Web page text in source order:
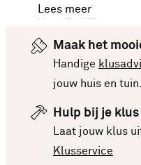
meest verkochte
op een rijtje
specificaties en
zodat je meteen op
Lees meer
Maak het
Handige
jouw huis en tuin.
Hulp bij je
Laat jouw klus
Klusservice